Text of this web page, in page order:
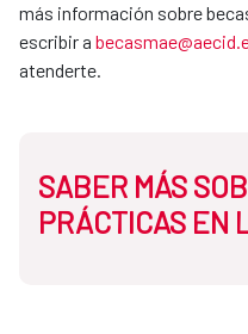
más información sobre
escribir a
atenderte.
SABER MÁS
PRÁCTICAS EN